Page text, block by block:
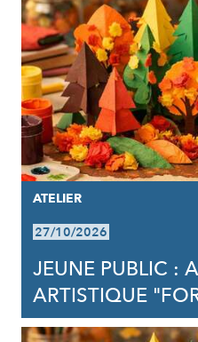
ATELIER
27/10/2026
JEUNE PUBLIC :
ARTISTIQUE